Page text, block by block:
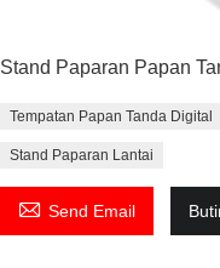
Stand Paparan Papan
Tempatan Papan Tanda Digital
Stand Paparan Lantai
 Send Email